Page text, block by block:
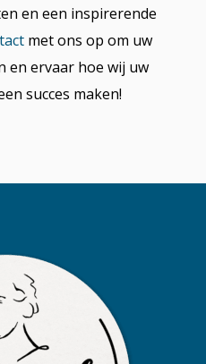
en een inspirerende
met ons op om uw
en ervaar hoe wij uw
succes maken!